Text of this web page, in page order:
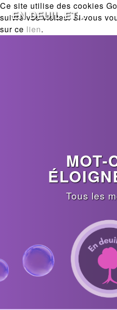
Ce site utilise des cookies
suivre vos visites. Si vous
sur ce lien.
EN DEUIL ET...
MOT-
Tous les